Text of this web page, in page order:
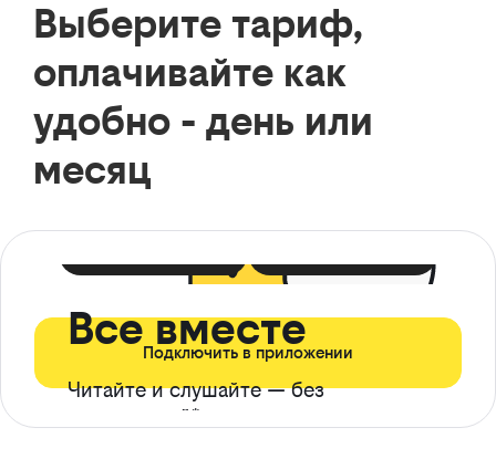
Выберите тариф,
оплачивайте как
удобно - день или
месяц
Все вместе
Читайте и слушайте — без
ограничений*
Подключить в приложении